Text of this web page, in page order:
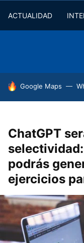
ACTUALIDAD
HOY SE HABLA DE
Google Maps
ChatGPT
podrás
ejercicios